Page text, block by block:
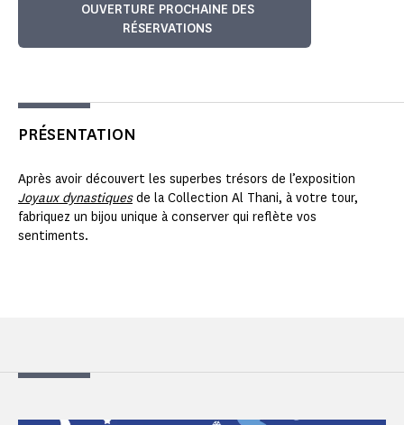
OUVERTURE PROCHAINE DES
RÉSERVATIONS
PRÉSENTATION
Après avoir découvert les superbes trésors de l’exposition
Joyaux dynastiquesde la Collection Al Thani, à votre tour,
fabriquez un bijou unique à conserver qui reflète vos
sentiments.